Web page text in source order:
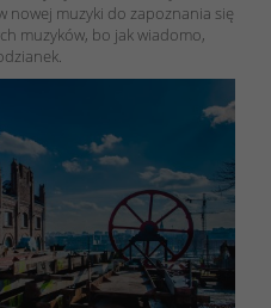
nowej muzyki do zapoznania się
muzyków, bo jak wiadomo,